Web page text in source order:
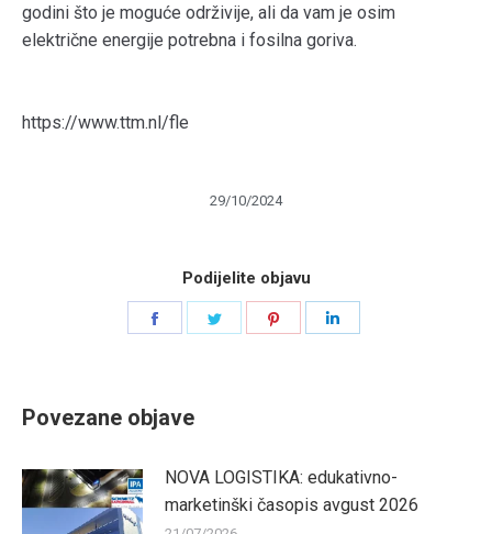
godini što je moguće održivije, ali da vam je osim
električne energije potrebna i fosilna goriva.
https://www.ttm.nl/fle
29/10/2024
Podijelite objavu
Povezane objave
NOVA LOGISTIKA: edukativno-
marketinški časopis avgust 2026